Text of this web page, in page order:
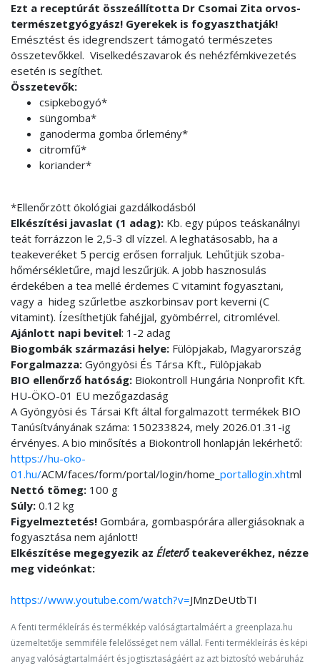
Ezt a receptúrát összeállította Dr Csomai Zita orvos-
természetgyógyász! Gyerekek is fogyaszthatják!
Emésztést és idegrendszert támogató természetes
összetevőkkel. Viselkedészavarok és nehézfémkivezetés
esetén is segíthet.
Összetevők:
csipkebogyó*
süngomba*
ganoderma gomba őrlemény*
citromfű*
koriander*
*Ellenőrzött ökológiai gazdálkodásból
Elkészítési javaslat (1 adag): Kb. egy púpos teáskanálnyi
teát forrázzon le 2,5-3 dl vízzel. A leghatásosabb, ha a
teakeveréket 5 percig erősen forraljuk. Lehűtjük szoba-
hőmérsékletűre, majd leszűrjük. A jobb hasznosulás
érdekében a tea mellé érdemes C vitamint fogyasztani,
vagy a hideg szűrletbe aszkorbinsav port keverni (C
vitamint). Ízesíthetjük fahéjjal, gyömbérrel, citromlével.
Ajánlott napi bevitel: 1-2 adag
Biogombák származási helye: Fülöpjakab, Magyarország
Forgalmazza: Gyöngyösi És Társa Kft., Fülöpjakab
BIO ellenőrző hatóság: Biokontroll Hungária Nonprofit Kft.
HU-ÖKO-01 EU mezőgazdaság
A Gyöngyösi és Társai Kft által forgalmazott termékek BIO
Tanúsítványának száma: 150233824, mely 2026.01.31-ig
érvényes. A bio minősítés a Biokontroll honlapján lekérhető:
https://hu-oko-
01.hu/ACM/faces/form/portal/login/home_ portallogin.xhtml
Nettó tömeg: 100 g
Súly: 0.12 kg
Figyelmeztetés! Gombára, gombaspórára allergiásoknak a
fogyasztása nem ajánlott!
Elkészítése megegyezik az Életerőteakeverékhez, nézze
meg videónkat:
https://www.youtube.com/watch?v=JMnzDeUtbTI
A fenti termékleírás és termékkép valóságtartalmáért a greenplaza.hu
üzemeltetője semmiféle felelősséget nem vállal. Fenti termékleírás és képi
anyag valóságtartalmáért és jogtisztaságáért az azt biztosító webáruház